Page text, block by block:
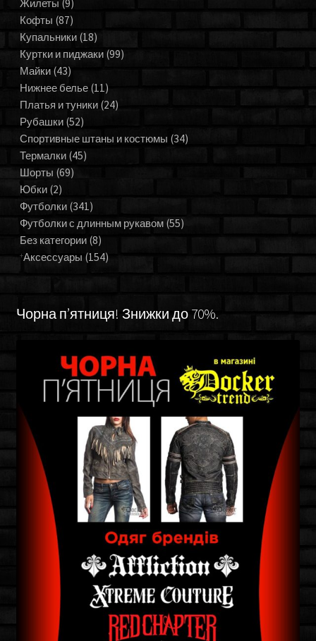
Жилеты (9)
Кофты (87)
Купальники (18)
Куртки и пиджаки (99)
Майки (43)
Нижнее белье (11)
Платья и туники (24)
Рубашки (52)
Спортивные штаны и костюмы (34)
Термалки (45)
Шорты (69)
Юбки (2)
Футболки (341)
Футболки с длинным рукавом (55)
Без категории (8)
Аксессуары (154)
Чорна п’ятниця! Знижки до 70%.